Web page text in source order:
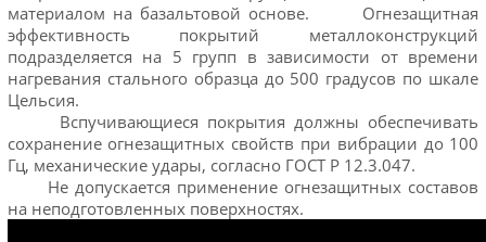
материалом на базальтовой основе. Огнезащитная
эффективность покрытий металлоконструкций
подразделяется на 5 групп в зависимости от времени
нагревания стального образца до 500 градусов по шкале
Цельсия.
Вспучивающиеся покрытия должны обеспечивать
сохранение огнезащитных свойств при вибрации до 100
Гц, механические удары, согласно ГОСТ Р 12.3.047.
Не допускается применение огнезащитных составов
на неподготовленных поверхностях.